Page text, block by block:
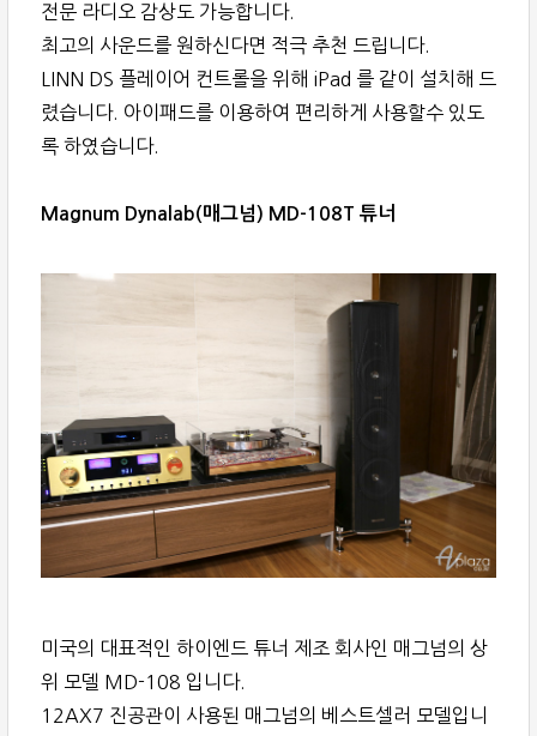
전문 라디오 감상도 가능합니다.
최고의 사운드를 원하신다면 적극 추천 드립니다.
LINN DS 플레이어 컨트롤을 위해 iPad 를 같이 설치해 드
렸습니다. 아이패드를 이용하여 편리하게 사용할수 있도
록 하였습니다.
Magnum Dynalab(매그넘) MD-108T 튜너
미국의 대표적인 하이엔드 튜너 제조 회사인 매그넘의 상
위 모델 MD-108 입니다.
12AX7 진공관이 사용된 매그넘의 베스트셀러 모델입니